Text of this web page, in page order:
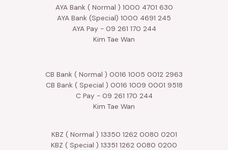
AYA Bank ( Normal ) 1000 4701 630
AYA Bank (Special) 1000 4691 245
AYA Pay - 09 261 170 244
Kim Tae Wan
CB Bank ( Normal ) 0016 1005 0012 2963
CB Bank ( Special ) 0016 1009 0001 9518
C Pay - 09 261 170 244
Kim Tae Wan
KBZ ( Normal ) 13350 1262 0080 0201
KBZ ( Special ) 13351 1262 0080 0200